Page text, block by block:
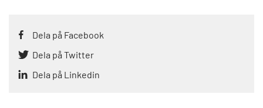
Dela på Facebook
Dela på Twitter
Dela på Linkedin